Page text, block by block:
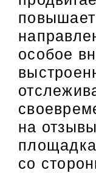
особое
на
со